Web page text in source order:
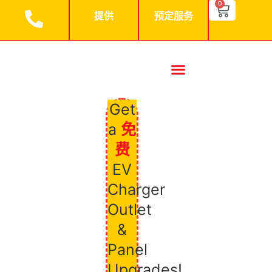
Search
提供 预定服务
0
Get
a 免
费
EV
Charger
Outlet
&
Panel